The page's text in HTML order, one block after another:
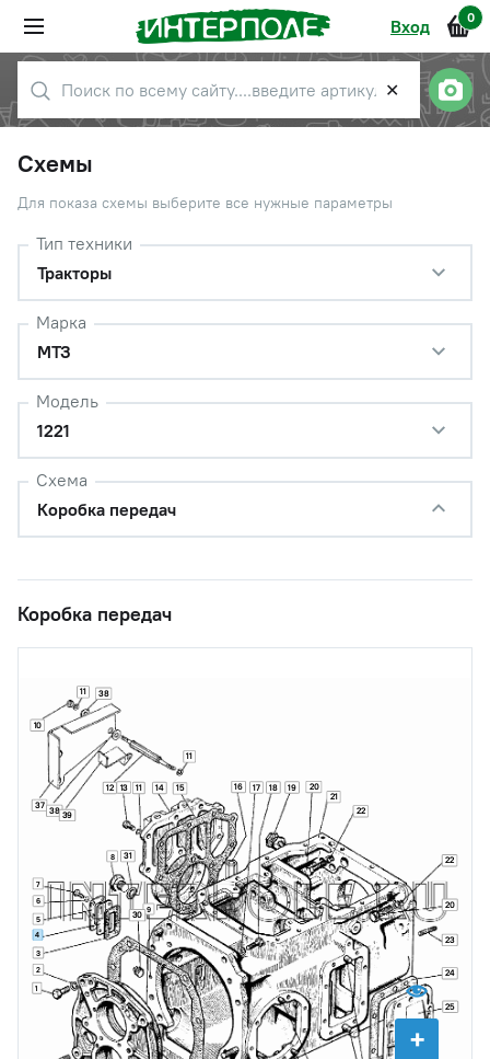
Вход 0
✕
Схемы
Для показа схемы выберите все нужные параметры
Тип техники
Тракторы
Марка
МТЗ
Модель
1221
Схема
Коробка передач
Коробка передач
+
1
2
3
4
5
6
7
8
9
10
11
11
11
12 13 14 15 16 17 18 19
20
20
21
22
22
23
24
25
30
31
37
38
38 39